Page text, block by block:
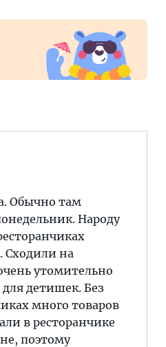
Обычно там
Народу
Сходили на
утомительно
детишек. Без
много товаров
в ресторанчике
поэтому